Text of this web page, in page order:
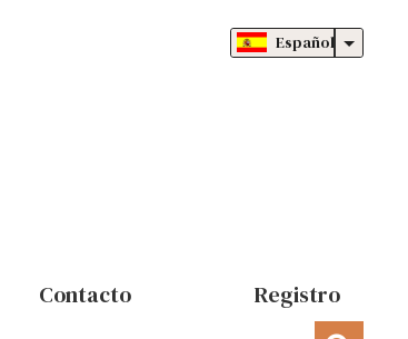
Español
Contacto Registro